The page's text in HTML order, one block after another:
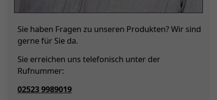
Sie haben Fragen zu unseren Produkten? Wir sind
gerne für Sie da.
Sie erreichen uns telefonisch unter der
Rufnummer:
02523 9989019